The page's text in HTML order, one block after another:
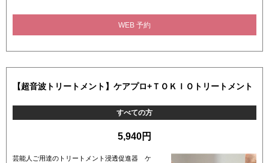
WEB 予約
【超音波トリートメント】ケアプロ+ＴＯＫＩＯトリートメント
すべての方
5,940円
芸能人ご用達のトリートメント浸透促進器 ケ